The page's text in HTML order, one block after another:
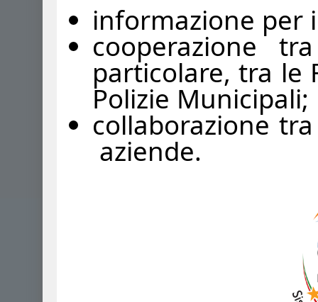
informazione per
cooperazione
particolare, tra le
Polizie Municipali;
collaborazione
aziende.